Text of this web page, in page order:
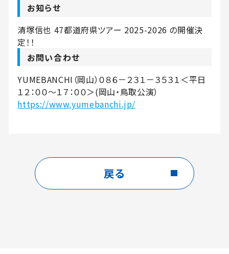
お知らせ
清塚信也 47都道府県ツアー 2025-2026 の開催決
定！！
お問い合わせ
YUMEBANCHI（岡山）０８６－２３１－３５３１＜平日
１２：００～１７：００＞(岡山・鳥取公演）
https://www.yumebanchi.jp/
戻る